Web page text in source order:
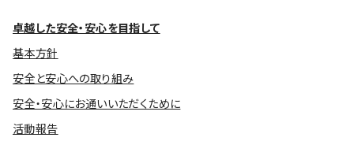
卓越した安全・安心を目指して
基本方針
安全と安心への取り組み
安全・安心にお通いいただくために
活動報告